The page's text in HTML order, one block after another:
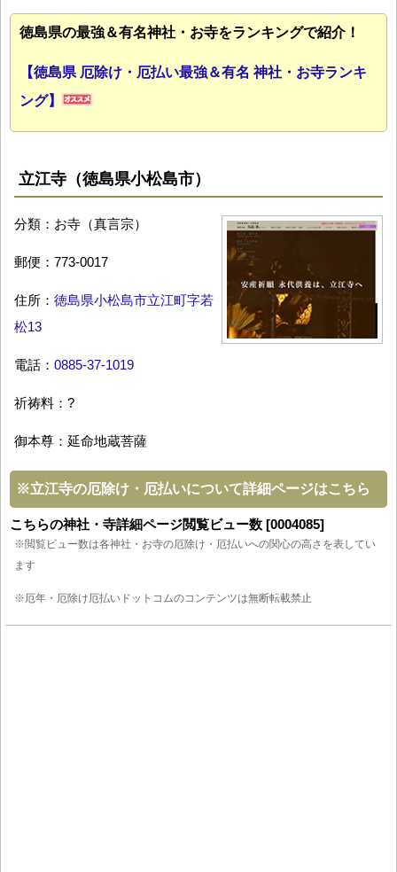
徳島県の最強＆有名神社・お寺をランキングで紹介！
【徳島県 厄除け・厄払い最強＆有名 神社・お寺ランキ
ング】
立江寺（徳島県小松島市）
分類：お寺（真言宗）
郵便：773-0017
住所： 徳島県小松島市立江町字若
松13
電話： 0885-37-1019
祈祷料：?
御本尊：延命地蔵菩薩
※立江寺の厄除け・厄払いについて詳細ページはこちら
こちらの神社・寺詳細ページ閲覧ビュー数 [0004085]
※閲覧ビュー数は各神社・お寺の厄除け・厄払いへの関心の高さを表してい
ます
※厄年・厄除け厄払いドットコムのコンテンツは無断転載禁止